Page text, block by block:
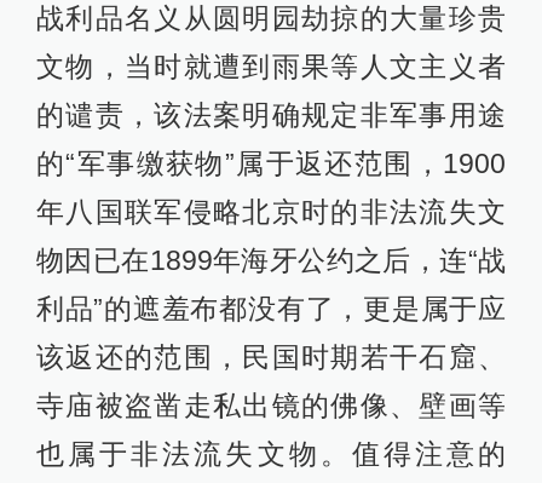
战利品名义从圆明园劫掠的大量珍贵
文物，当时就遭到雨果等人文主义者
的谴责，该法案明确规定非军事用途
的“军事缴获物”属于返还范围，1900
年八国联军侵略北京时的非法流失文
物因已在1899年海牙公约之后，连“战
利品”的遮羞布都没有了，更是属于应
该返还的范围，民国时期若干石窟、
寺庙被盗凿走私出镜的佛像、壁画等
也属于非法流失文物。值得注意的